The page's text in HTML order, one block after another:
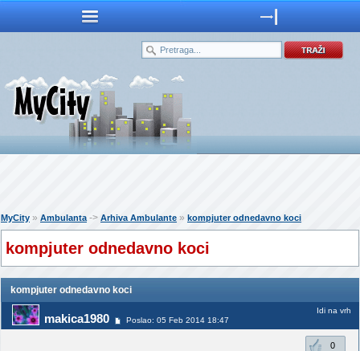
MyCity » Ambulanta-> Arhiva Ambulante » kompjuter odnedavno koci
kompjuter odnedavno koci
kompjuter odnedavno koci
makica1980 Poslao: 05 Feb 2014 18:47
Idi na vrh
0